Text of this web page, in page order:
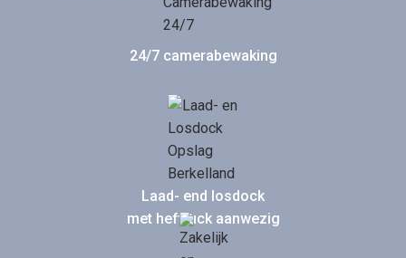
24/7 camerabewaking
Laad- end losdock
met heftruck aanwezig